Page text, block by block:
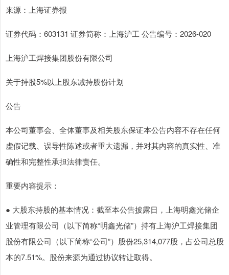
来源：上海证券报
证券代码：603131 证券简称：上海沪工 公告编号：2026-020
上海沪工焊接集团股份有限公司
关于持股5%以上股东减持股份计划
公告
本公司董事会、全体董事及相关股东保证本公告内容不存在任何
虚假记载、误导性陈述或者重大遗漏，并对其内容的真实性、准
确性和完整性承担法律责任。
重要内容提示：
● 大股东持股的基本情况：截至本公告披露日，上海明鑫光储企
业管理有限公司（以下简称“明鑫光储”）持有上海沪工焊接集团
股份有限公司（以下简称“公司”）股份25,314,077股，占公司总股
本的7.51%。股份来源为通过协议转让取得。